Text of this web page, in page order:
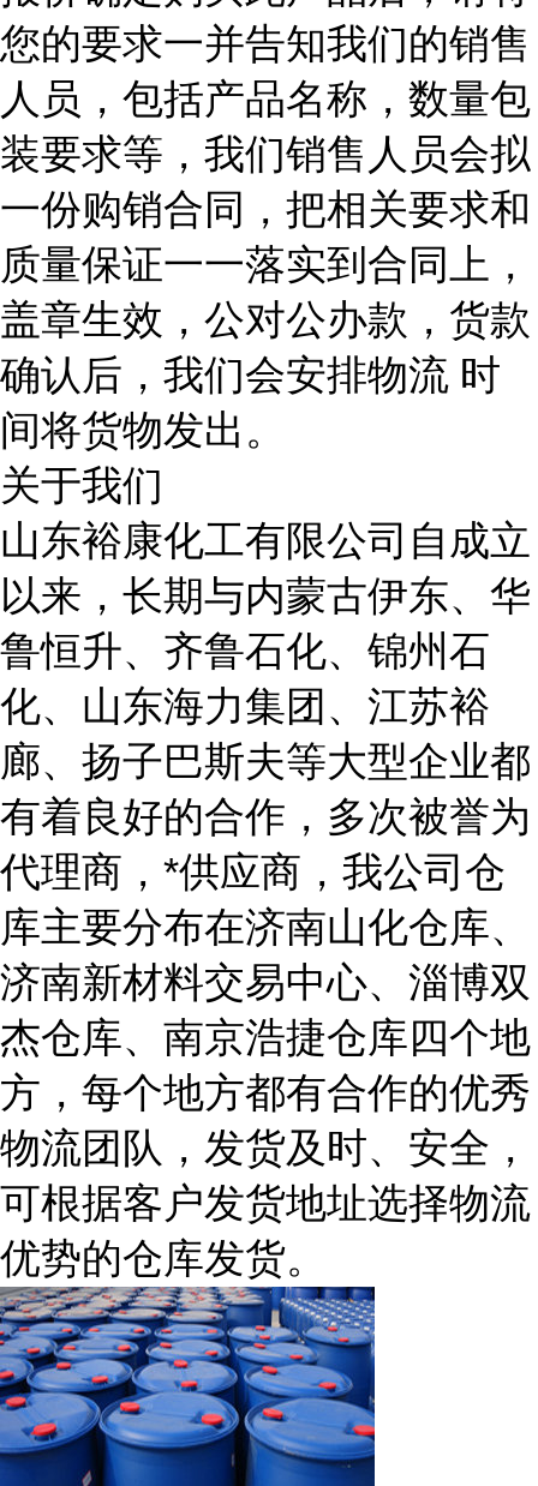
您的要求一并告知我们的销售
人员，包括产品名称，数量包
装要求等，我们销售人员会拟
一份购销合同，把相关要求和
质量保证一一落实到合同上，
盖章生效，公对公办款，货款
确认后，我们会安排物流 时
间将货物发出。
关于我们
山东裕康化工有限公司自成立
以来，长期与内蒙古伊东、华
鲁恒升、齐鲁石化、锦州石
化、山东海力集团、江苏裕
廊、扬子巴斯夫等大型企业都
有着良好的合作，多次被誉为
代理商，*供应商，我公司仓
库主要分布在济南山化仓库、
济南新材料交易中心、淄博双
杰仓库、南京浩捷仓库四个地
方，每个地方都有合作的优秀
物流团队，发货及时、安全，
可根据客户发货地址选择物流
优势的仓库发货。